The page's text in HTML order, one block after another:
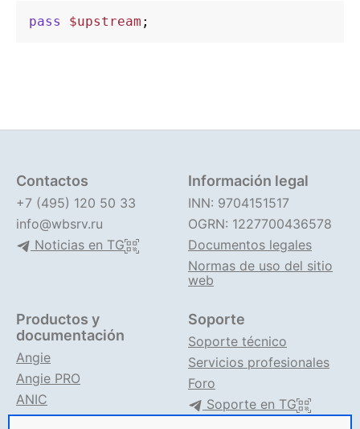
pass $upstream ;
Contactos
+7 (495) 120 50 33
info@wbsrv.ru
Noticias en TG
Información legal
INN: 9704151517
OGRN: 1227700436578
Documentos legales
Normas de uso del sitio
web
Productos y
documentación
Angie
Angie PRO
ANIC
Documentación de Angie
Soporte
Soporte técnico
Servicios profesionales
Foro
Soporte en TG